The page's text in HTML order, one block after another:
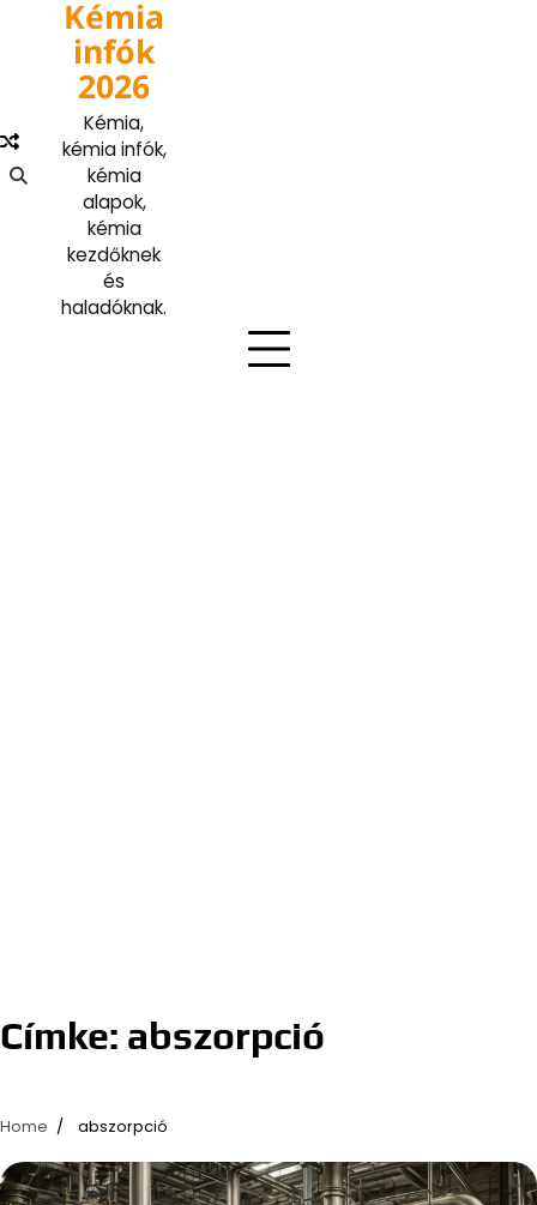
Kémia
infók
2026
Kémia,
kémia infók,
kémia
alapok,
kémia
kezdőknek
és
haladóknak.
Címke: abszorpció
Home abszorpció